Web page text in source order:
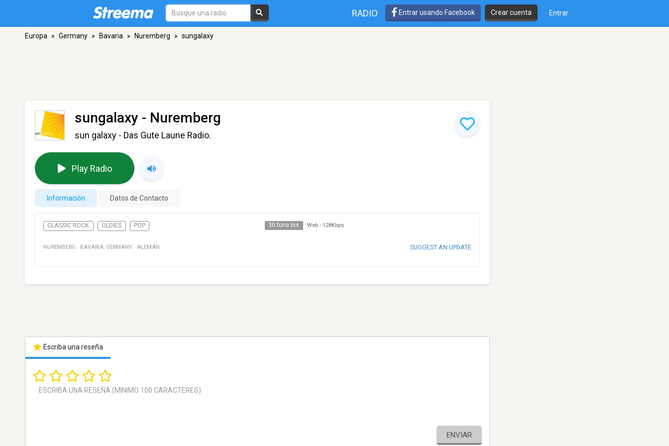
RADIO Entrar usando Facebook Crear cuenta Entrar
Europa » Germany » Bavaria » Nuremberg » sungalaxy
sungalaxy - Nuremberg
sun galaxy - Das Gute Laune Radio.
Play Radio
Información Datos de Contacto
CLASSIC ROCK OLDIES POP 30 tune ins Web - 128Kbps
NUREMBERG · BAVARIA, GERMANY · ALEMÁN SUGGEST AN UPDATE
Escriba una reseña
ENVIAR